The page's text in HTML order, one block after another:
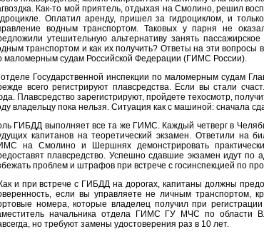
Как-то мой приятель, отдыхая на Смолино, решил
Оплатил аренду, пришел за гидроциклом, и
водным транспортом. Таковых у парня не
утешительную альтернативу занять
транспортом и как их получить? Ответы на эти вопросы
маломерным судам Российской Федерации (ГИМС России).
Государственной инспекции по маломерным судам
всего регистрируют плавсредства. Если вы стали
Плавсредство зарегистрируют, пройдете техосмотр,
владельцу пока нельзя. Ситуация как с машиной: сначала
ГИБДД выполняет все та же ГИМС. Каждый четверг в
капитанов на теоретический экзамен. Ответили на
на Смолино и Шершнях демонстрировать
плавсредство. Успешно сдавшие экзамен идут по
проблем и штрафов при встрече с госинспекцией по
и при встрече с ГИБДД на дорогах, капитаны должны
если вы управляете не личным транспортом,
номера, которые владелец получил при
начальника отдела ГИМС ГУ МЧС по области
но требуют замены удостоверения раз в 10 лет.